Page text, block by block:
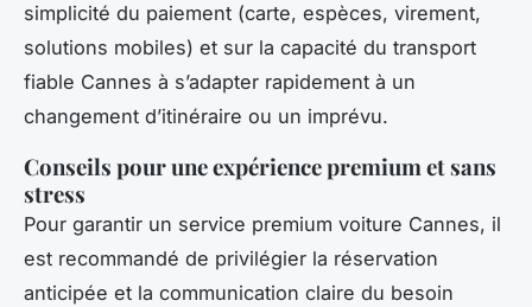
simplicité du paiement (carte, espèces, virement,
solutions mobiles) et sur la capacité du transport
fiable Cannes à s’adapter rapidement à un
changement d’itinéraire ou un imprévu.
Conseils pour une expérience premium et sans
stress
Pour garantir un service premium voiture Cannes, il
est recommandé de privilégier la réservation
anticipée et la communication claire du besoin